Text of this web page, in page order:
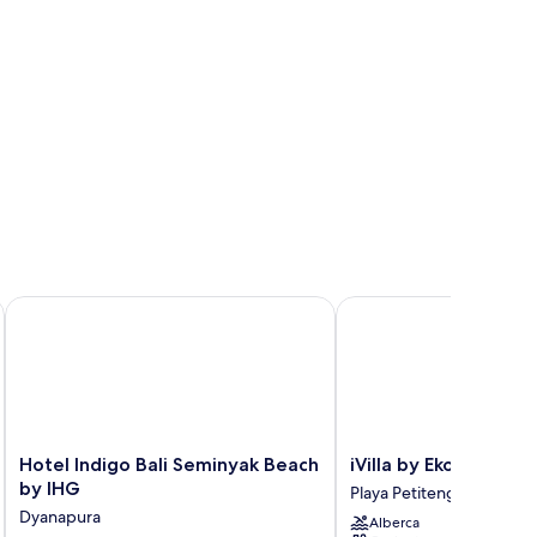
Hotel
Indigo
Bali
Seminyak
Hotel Indigo Bali Seminyak Beach
by IHG
Dyanapura
Hotel Indigo Bali Seminyak Beach by IHG
iVilla
by
Ekosistem
Playa
iVilla by Ekosistem
Playa Petitenget
Alberca
iVilla by Ekosistem